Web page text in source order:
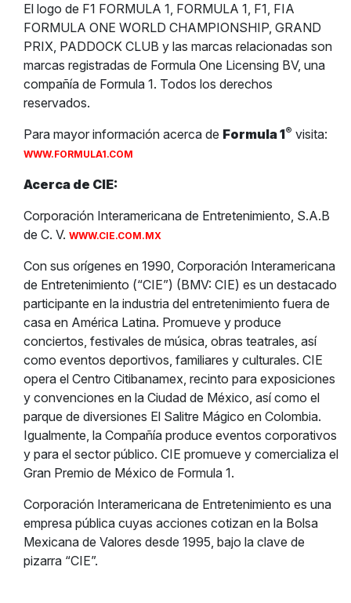
El logo de F1 FORMULA 1, FORMULA 1, F1, FIA
FORMULA ONE WORLD CHAMPIONSHIP, GRAND
PRIX, PADDOCK CLUB y las marcas relacionadas son
marcas registradas de Formula One Licensing BV, una
compañía de Formula 1. Todos los derechos
reservados.
Para mayor información acerca de Formula 1® visita:
WWW.FORMULA1.COM
Acerca de CIE:
Corporación Interamericana de Entretenimiento, S.A.B
de C. V. WWW.CIE.COM.MX
Con sus orígenes en 1990, Corporación Interamericana
de Entretenimiento (“CIE”) (BMV: CIE) es un destacado
participante en la industria del entretenimiento fuera de
casa en América Latina. Promueve y produce
conciertos, festivales de música, obras teatrales, así
como eventos deportivos, familiares y culturales. CIE
opera el Centro Citibanamex, recinto para exposiciones
y convenciones en la Ciudad de México, así como el
parque de diversiones El Salitre Mágico en Colombia.
Igualmente, la Compañía produce eventos corporativos
y para el sector público. CIE promueve y comercializa el
Gran Premio de México de Formula 1.
Corporación Interamericana de Entretenimiento es una
empresa pública cuyas acciones cotizan en la Bolsa
Mexicana de Valores desde 1995, bajo la clave de
pizarra “CIE”.